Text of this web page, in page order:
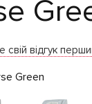
свій відгук
Green